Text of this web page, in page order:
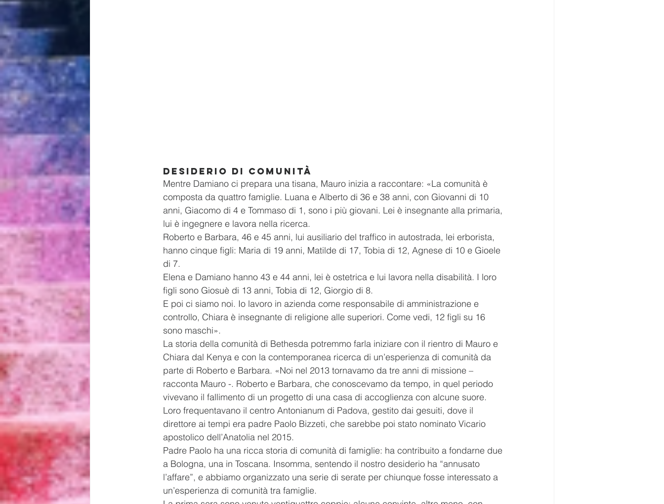
Desiderio di comunità
Mentre Damiano ci prepara una tisana, Mauro inizia a raccontare: «La comunità è
composta da quattro famiglie. Luana e Alberto di 36 e 38 anni, con Giovanni di 10
anni, Giacomo di 4 e Tommaso di 1, sono i più giovani. Lei è insegnante alla primaria,
lui è ingegnere e lavora nella ricerca.
Roberto e Barbara, 46 e 45 anni, lui ausiliario del traffico in autostrada, lei erborista,
hanno cinque figli: Maria di 19 anni, Matilde di 17, Tobia di 12, Agnese di 10 e Gioele
di 7.
Elena e Damiano hanno 43 e 44 anni, lei è ostetrica e lui lavora nella disabilità. I loro
figli sono Giosuè di 13 anni, Tobia di 12, Giorgio di 8.
E poi ci siamo noi. Io lavoro in azienda come responsabile di amministrazione e
controllo, Chiara è insegnante di religione alle superiori. Come vedi, 12 figli su 16
sono maschi».
La storia della comunità di Bethesda potremmo farla iniziare con il rientro di Mauro e
Chiara dal Kenya e con la contemporanea ricerca di un’esperienza di comunità da
parte di Roberto e Barbara. «Noi nel 2013 tornavamo da tre anni di missione –
racconta Mauro -. Roberto e Barbara, che conoscevamo da tempo, in quel periodo
vivevano il fallimento di un progetto di una casa di accoglienza con alcune suore.
Loro frequentavano il centro Antonianum di Padova, gestito dai gesuiti, dove il
direttore ai tempi era padre Paolo Bizzeti, che sarebbe poi stato nominato Vicario
apostolico dell’Anatolia nel 2015.
Padre Paolo ha una ricca storia di comunità di famiglie: ha contribuito a fondarne due
a Bologna, una in Toscana. Insomma, sentendo il nostro desiderio ha “annusato
l’affare”, e abbiamo organizzato una serie di serate per chiunque fosse interessato a
un’esperienza di comunità tra famiglie.